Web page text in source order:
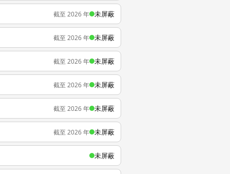
截至 2026 年 未屏蔽
截至 2026 年 未屏蔽
截至 2026 年 未屏蔽
截至 2026 年 未屏蔽
截至 2026 年 未屏蔽
截至 2026 年 未屏蔽
未屏蔽